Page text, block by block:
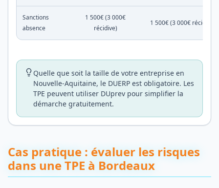
Sanctions
absence
1 500€ (3 000€
récidive)
1 500€ (3 000€ récidive)
Quelle que soit la taille de votre entreprise en
Nouvelle-Aquitaine, le DUERP est obligatoire. Les
TPE peuvent utiliser DUprev pour simplifier la
démarche gratuitement.
Cas pratique : évaluer les risques
dans une TPE à Bordeaux